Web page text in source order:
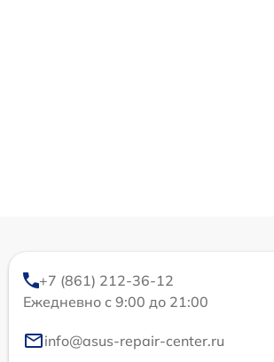
+7 (861) 212-36-12
Ежедневно с 9:00 до 21:00
info@asus-repair-center.ru